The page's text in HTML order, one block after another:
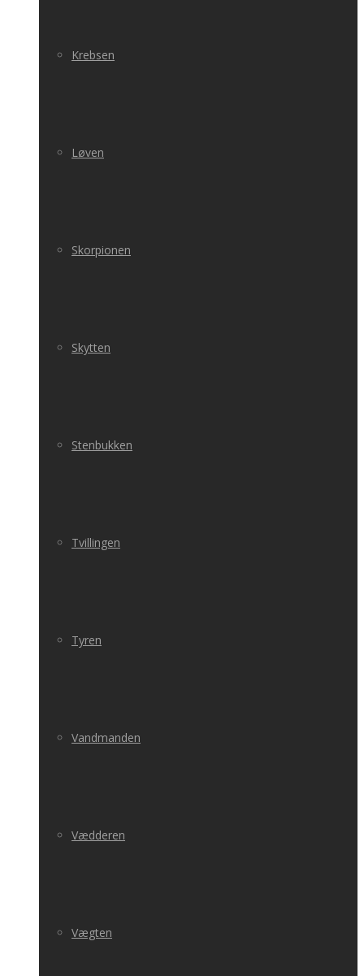
Krebsen
Løven
Skorpionen
Skytten
Stenbukken
Tvillingen
Tyren
Vandmanden
Vædderen
Vægten